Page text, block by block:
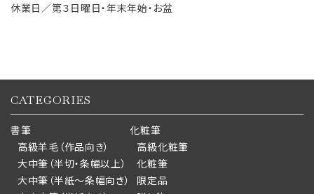
休業日／第３日曜日・年末年始・お盆
CATEGORIES
書筆
高級羊毛（作品向き）
大中筆（半切・条幅以上）
大中筆（半紙～条幅向き）
化粧筆
高級化粧筆
化粧筆
限定品